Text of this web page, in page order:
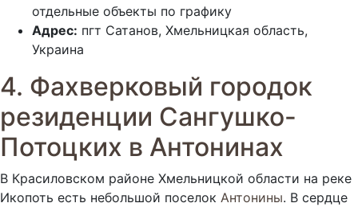
отдельные объекты по графику
Адрес: пгт Сатанов, Хмельницкая область,
Украина
4. Фахверковый городок
резиденции Сангушко-
Потоцких в Антонинах
В Красиловском районе Хмельницкой области на реке
Икопоть есть небольшой поселок Антонины. В сердце